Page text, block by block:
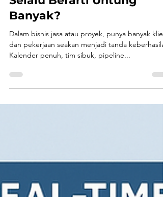
Kenapa Proyek Banyak
Selalu Berarti Untung
Banyak?
Dalam bisnis jasa atau proyek, punya banyak klien
Kalender penuh, tim sibuk, pipeline...